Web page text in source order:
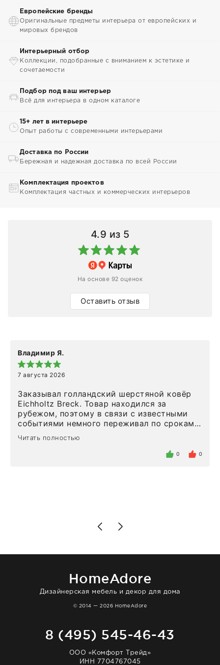
Европейские бренды
Оригинальные предметы интерьера от европейских и
мировых брендов
Интерьерный отбор
Коллекции, подобранные с вниманием к эстетике и
сочетаемости
Подбор под ваш интерьер
Всё для интерьера в одном каталоге
15+ лет в интерьере
Опыт работы с современными интерьерами
Доставка по России
Бережная и надежная доставка по всей России
Комплектация проектов
Комплектация частных и коммерческих интерьеров
4.9 из 5
На основе 92 оценок
Оставить отзыв
Владимир Я.
7 августа 2026
Заказывал голландский шерстяной ковёр
Eichholtz Breck. Товар находился за
рубежом, поэтому в связи с известными
событиями немного переживал по срокам.
Но homeadore привезли ровно в
определенное в договоре время, без
то качество выше всяких похвал. Выглядит
Читать полностью
0 0
HomeAdore
Дизайнерская мебель и декор для дома
© 2014 — 2026 HomeAdore
8 (495) 545-46-43
ООО «Комфорт Трейд»
ИНН 7704767045